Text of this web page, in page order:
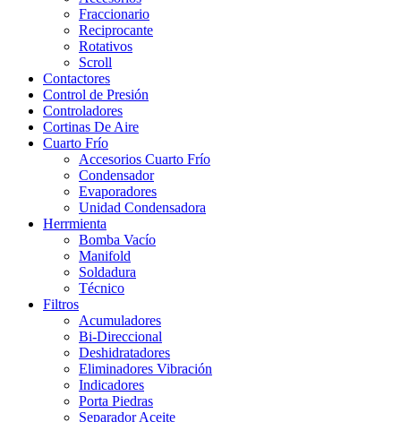
Fraccionario
Reciprocante
Rotativos
Scroll
Contactores
Control de Presión
Controladores
Cortinas De Aire
Cuarto Frío
Accesorios Cuarto Frío
Condensador
Evaporadores
Unidad Condensadora
Herrmienta
Bomba Vacío
Manifold
Soldadura
Técnico
Filtros
Acumuladores
Bi-Direccional
Deshidratadores
Eliminadores Vibración
Indicadores
Porta Piedras
Separador Aceite